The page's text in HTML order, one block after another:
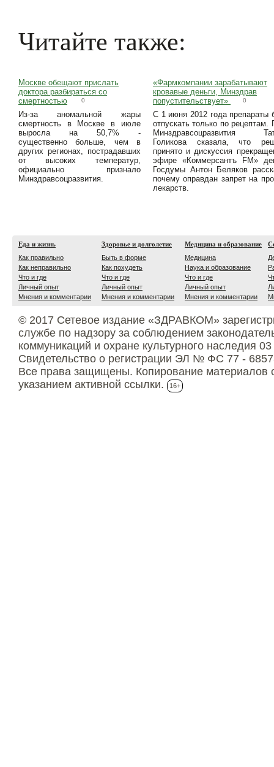
Читайте также:
Москве обещают прислать
доктора разбираться со
смертностью
0
Из-за аномальной жары
смертность в Москве в июле
выросла на 50,7% -
существенно больше, чем в
других регионах, пострадавших
от высоких температур,
официально признало
Минздравсоцразвития.
«Фармкомпании зарабатывают
кровавые деньги, Минздрав
попустительствует»
0
С 1 июня 2012 года препараты
отпускать только по рецептам.
Минздравсоцразвития
Голикова сказала, что
принято и дискуссия
эфире «Коммерсантъ FM»
Госдумы Антон Беляков
почему оправдан запрет на
лекарств.
Еда и жизнь
Как правильно
Как неправильно
Что и где
Личный опыт
Мнения и комментарии
Здоровье и долголетие
Быть в форме
Как похудеть
Что и где
Личный опыт
Мнения и комментарии
Медицина и образование
Медицина
Наука и образование
Что и где
Личный опыт
Мнения и комментарии
© 2017 Сетевое издание «ЗДРАВКОМ»
службе по надзору за соблюдением
коммуникаций и охране культурного наследия
Свидетельство о регистрации ЭЛ № ФС 77 -
Все права защищены. Копирование материалов
указанием активной ссылки.
16+